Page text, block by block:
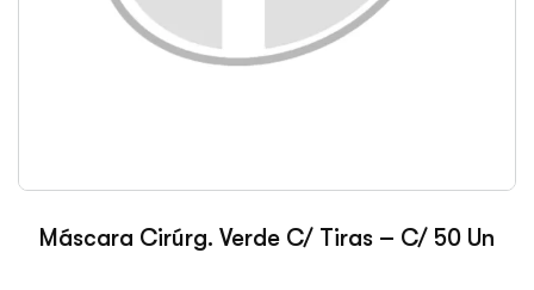
Máscara Cirúrg. Verde C/ Tiras – C/ 50 Un